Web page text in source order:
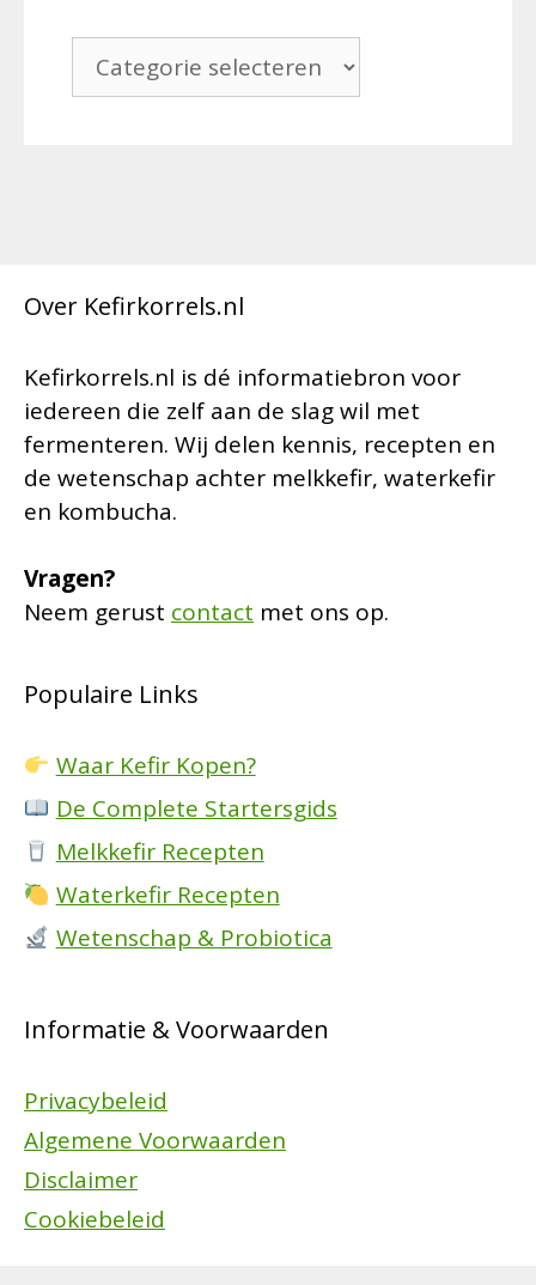
Categorieën
Over Kefirkorrels.nl
Kefirkorrels.nl is dé informatiebron voor
iedereen die zelf aan de slag wil met
fermenteren. Wij delen kennis, recepten en
de wetenschap achter melkkefir, waterkefir
en kombucha.
Vragen?
Neem gerust contact met ons op.
Populaire Links
Waar Kefir Kopen?
De Complete Startersgids
Melkkefir Recepten
Waterkefir Recepten
Wetenschap & Probiotica
Informatie & Voorwaarden
Privacybeleid
Algemene Voorwaarden
Disclaimer
Cookiebeleid